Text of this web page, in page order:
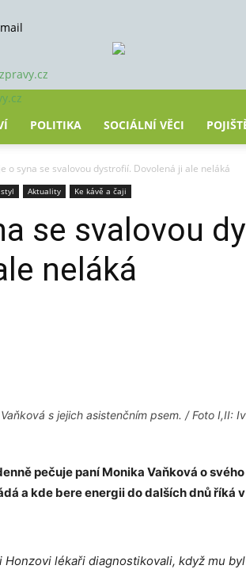
POLITIKA SOCIÁLNÍ VĚCI
o syna se svalovou dystrofií. Dovolená ji ale neláká
Aktuality Ke kávě a čaji
se svalovou
neláká
s jejich asistenčním psem. / Foto I,II:
pečuje paní Monika Vaňková o
a kde bere energii do dalších dnů říká
lékaři diagnostikovali, když mu